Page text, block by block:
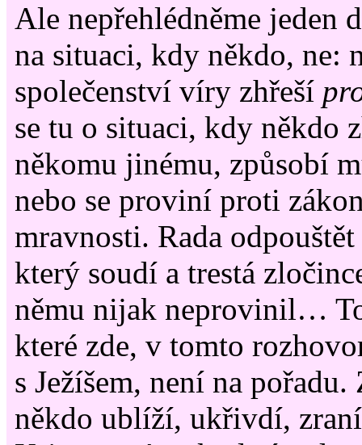
Ale nepřehlédněme jeden
na situaci, kdy někdo, ne:
společenství víry zhřeší
se tu o situaci, kdy někdo
někomu jinému, způsobí
nebo se proviní proti
mravnosti. Rada
který soudí a trestá
němu nijak neprovinil…
které zde, v tomto
s Ježíšem, není na
někdo ublíží, ukřivdí,